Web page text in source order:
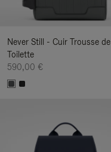
Never Still - Cuir Trousse de
Toilette
590,00 €